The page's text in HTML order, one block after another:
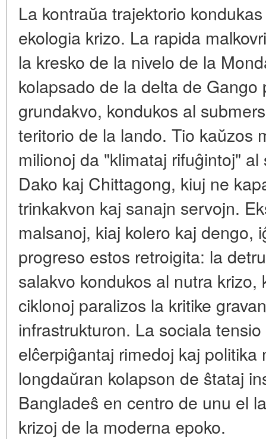
La kontraŭa trajektorio
ekologia krizo. La rapida
la kresko de la nivelo de la
kolapsado de la delta de
grundakvo, kondukos al
teritorio de la lando. Tio kaŭzos
milionoj da "klimataj rifuĝintoj"
Dako kaj Chittagong, kiuj ne
trinkakvon kaj sanajn servojn.
malsanoj, kiaj kolero kaj dengo,
progreso estos retroigita: la
salakvo kondukos al nutra
ciklonoj paralizos la kritike
infrastrukturon. La sociala
elĉerpiĝantaj rimedoj kaj
longdaŭran kolapson de ŝtataj
Bangladeŝ en centro de unu el
krizoj de la moderna epoko.